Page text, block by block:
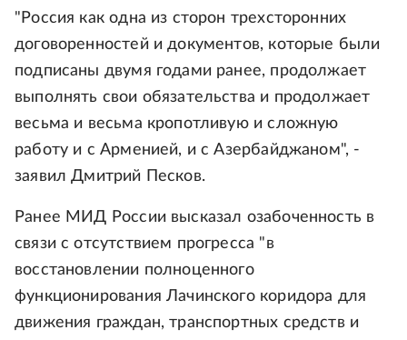
"Россия как одна из сторон трехсторонних
договоренностей и документов, которые были
подписаны двумя годами ранее, продолжает
выполнять свои обязательства и продолжает
весьма и весьма кропотливую и сложную
работу и с Арменией, и с Азербайджаном", -
заявил Дмитрий Песков.
Ранее МИД России высказал озабоченность в
связи с отсутствием прогресса "в
восстановлении полноценного
функционирования Лачинского коридора для
движения граждан, транспортных средств и